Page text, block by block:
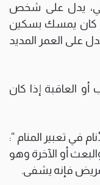
يدل على شخص
كان يمسك بسكين
على العمر المديد
العاقبة إذا كان
في تعبير المنام “:
أو الآخرة وهو
فإنه يشفى.